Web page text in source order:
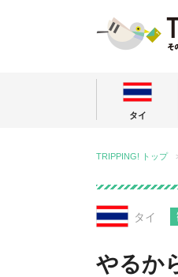
タイ
TRIPPING! トップ
タイ
やるか